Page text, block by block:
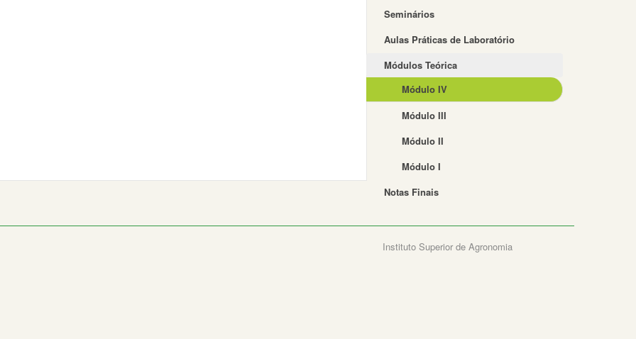
Seminários
Aulas Práticas de Laboratório
Módulos Teórica
Módulo IV
Módulo III
Módulo II
Módulo I
Notas Finais
Instituto Superior de Agronomia